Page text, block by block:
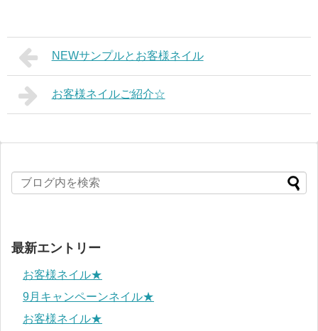
NEWサンプルとお客様ネイル
お客様ネイルご紹介☆
最新エントリー
お客様ネイル★
9月キャンペーンネイル★
お客様ネイル★